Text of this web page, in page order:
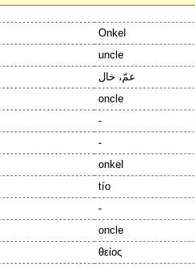
Onkel
uncle
عمّ، خال
oncle
-
-
onkel
tío
-
oncle
θείος